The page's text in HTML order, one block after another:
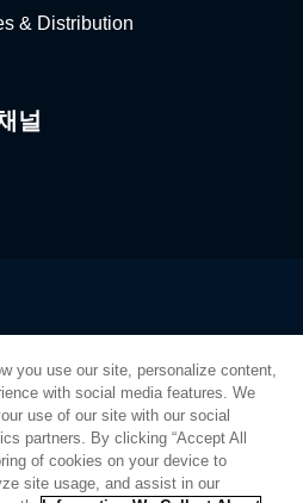
& Distribution
널
you use our site, personalize content,
with social media features. We
use of our site with our social
partners. By clicking “Accept All
of cookies on your device to
site usage, and assist in our